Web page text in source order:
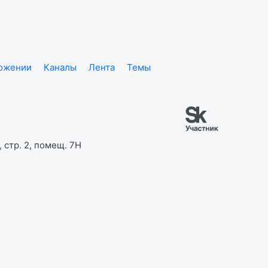
Каналы Лента
Темы
стр. 2, помещ. 7Н